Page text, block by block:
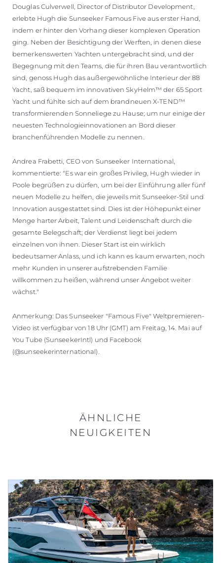
Douglas Culverwell, Director of Distributor Development,
erlebte Hugh die Sunseeker Famous Five aus erster Hand,
indem er hinter den Vorhang dieser komplexen Operation
ging. Neben der Besichtigung der Werften, in denen diese
bemerkenswerten Yachten untergebracht sind, und der
Begegnung mit den Teams, die für ihren Bau verantwortlich
sind, genoss Hugh das außergewöhnliche Interieur der 88
Yacht, saß bequem im innovativen SkyHelm™ der 65 Sport
Yacht und fühlte sich auf dem brandneuen X-TEND™
transformierenden Sonneliege zu Hause; um nur einige der
neuesten Technologieinnovationen an Bord dieser
branchenführenden Modelle zu nennen.
Andrea Frabetti, CEO von Sunseeker International,
kommentierte: "Es war ein großes Privileg, Hugh wieder in
Poole begrüßen zu dürfen, um bei der Einführung aller fünf
neuen Modelle zu helfen, die jeweils mit Sunseeker-Stil und
Innovation ausgestattet sind. Dies ist der Höhepunkt einer
Menge harter Arbeit, Talent und Leidenschaft durch die
gesamte Belegschaft; der Verdienst liegt bei jedem
einzelnen von ihnen. Dieser Start ist ein wirklich
bedeutsamer Anlass, und ich kann es kaum erwarten, noch
mehr Kunden in unserer aufstrebenden Familie
willkommen zu heißen, während unser Angebot weiter
wächst."
Anmerkung: Das Sunseeker "Famous Five" Weltpremieren-
Video ist verfügbar von 18 Uhr (GMT) am Freitag, 14. Mai auf
You Tube (SunseekerIntl) und Facebook
(@sunseekerinternational).
ÄHNLICHE
NEUIGKEITEN